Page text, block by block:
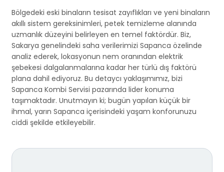
Bölgedeki eski binaların tesisat zayıflıkları ve yeni binaların
akıllı sistem gereksinimleri, petek temizleme alanında
uzmanlık düzeyini belirleyen en temel faktördür. Biz,
Sakarya genelindeki saha verilerimizi Sapanca özelinde
analiz ederek, lokasyonun nem oranından elektrik
şebekesi dalgalanmalarına kadar her türlü dış faktörü
plana dahil ediyoruz. Bu detaycı yaklaşımımız, bizi
Sapanca Kombi Servisi pazarında lider konuma
taşımaktadır. Unutmayın ki; bugün yapılan küçük bir
ihmal, yarın Sapanca içerisindeki yaşam konforunuzu
ciddi şekilde etkileyebilir.